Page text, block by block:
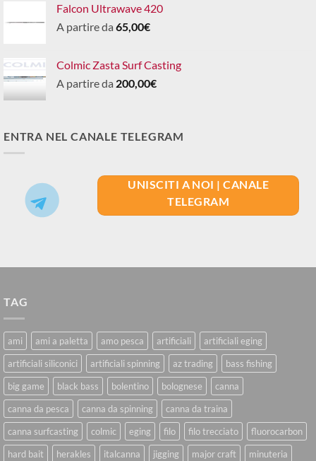
Falcon Ultrawave 420
A partire da 65,00€
Colmic Zasta Surf Casting
A partire da 200,00€
ENTRA NEL CANALE TELEGRAM
UNISCITI A NOI | CANALE
TELEGRAM
TAG
ami ami a paletta amo pesca artificiali
artificiali eging
artificiali siliconici
artificiali spinning az trading
bass fishing
big game
black bass bolentino bolognese
canna
canna da pesca
canna da spinning
canna da traina
canna surfcasting
colmic eging filo filo trecciato
fluorocarbon
hard bait
herakles italcanna jigging major craft
minuteria